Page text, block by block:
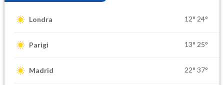
Londra 12° 24°
Parigi 13° 25°
Madrid 22° 37°